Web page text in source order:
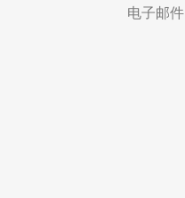
电子邮件